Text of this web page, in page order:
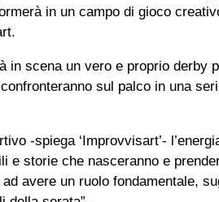
in un campo di gioco
in scena un vero e proprio derby
sul palco in una
-spiega ‘Improvvisart’-
e storie che nasceranno e
avere un ruolo fondamentale,